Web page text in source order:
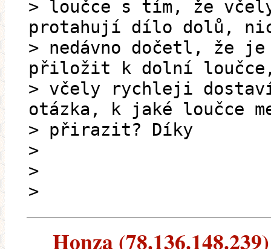
> loučce s tím, že
protahují dílo dolů,
> nedávno dočetl, že
přiložit k dolní
> včely rychleji
otázka, k jaké loučce
> přirazit? Díky
>
>
>
Honza